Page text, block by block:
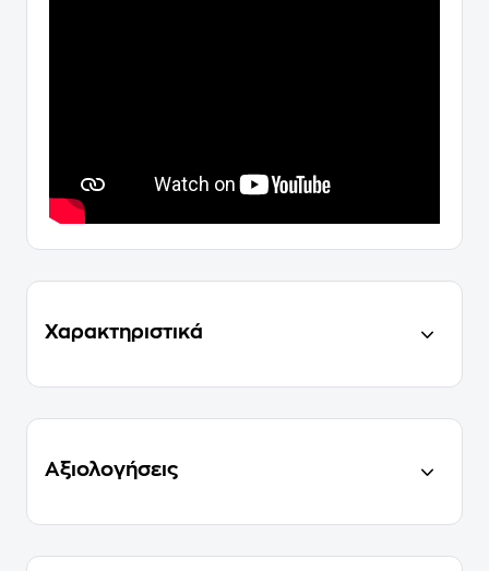
Χαρακτηριστικά
Αξιολογήσεις